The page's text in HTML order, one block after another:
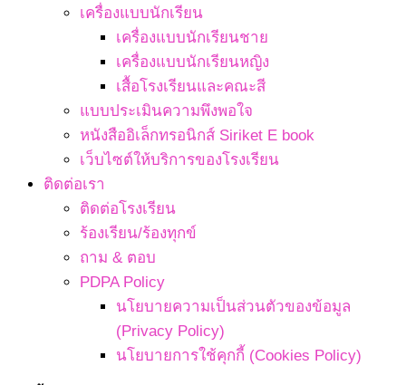
เครื่องแบบนักเรียน
เครื่องแบบนักเรียนชาย
เครื่องแบบนักเรียนหญิง
เสื้อโรงเรียนและคณะสี
แบบประเมินความพึงพอใจ
หนังสืออิเล็กทรอนิกส์ Siriket E book
เว็บไซต์ให้บริการของโรงเรียน
ติดต่อเรา
ติดต่อโรงเรียน
ร้องเรียน/ร้องทุกข์
ถาม & ตอบ
PDPA Policy
นโยบายความเป็นส่วนตัวของข้อมูล
(Privacy Policy)
นโยบายการใช้คุกกี้ (Cookies Policy)